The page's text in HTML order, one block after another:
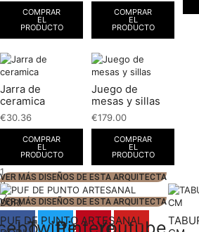
COMPRAR
EL
PRODUCTO
COMPRAR
EL
PRODUCTO
Jarra de
ceramica
€30.36
COMPRAR
EL
PRODUCTO
Juego de
mesas y sillas
€179.00
COMPRAR
EL
PRODUCTO
1
2
TwitterPinterestYoutube
VER MÁS DISEÑOS DE ESTA ARQUITECTA
VER MÁS DISEÑOS DE ESTA ARQUITECTA
PUF DE PUNTO ARTESANAL